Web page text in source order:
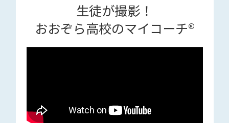
生徒が撮影！
おおぞら高校のマイコーチ®